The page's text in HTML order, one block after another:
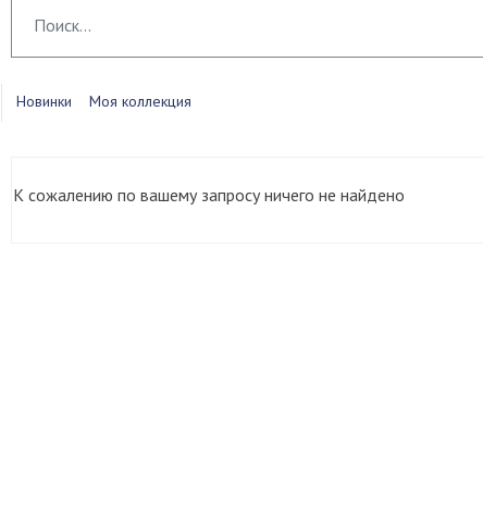
Новинки Моя коллекция
К сожалению по вашему запросу ничего не найдено